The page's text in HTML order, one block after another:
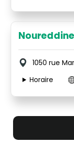
1050 rue
Horaire